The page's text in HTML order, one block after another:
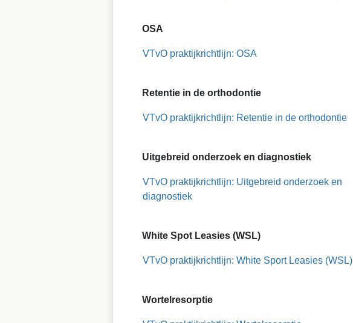
OSA
VTvO praktijkrichtlijn: OSA
Retentie in de orthodontie
VTvO praktijkrichtlijn: Retentie in de orthodontie
Uitgebreid onderzoek en diagnostiek
VTvO praktijkrichtlijn: Uitgebreid onderzoek en
diagnostiek
White Spot Leasies (WSL)
VTvO praktijkrichtlijn: White Sport Leasies (WSL)
Wortelresorptie